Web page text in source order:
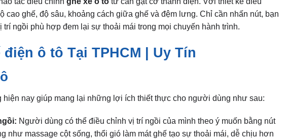
cao ghế, độ sâu, khoảng cách giữa ghế và đệm lưng. Chỉ cần nhấn nút, bạn
ngồi phù hợp đem lại sự thoải mái trong mọi chuyến hành trình.
ô tô Tại TPHCM | Uy Tín
nay giúp mang lại những lợi ích thiết thực cho người dùng như sau:
Người dùng có thể điều chỉnh vị trí ngồi của mình theo ý muốn bằng nút
như massage cột sống, thổi gió làm mát ghế tạo sự thoải mái, dễ chịu hơn